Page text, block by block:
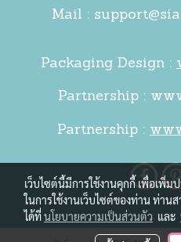
Mail :
Packaging Design :
Partnership :
Partnership :
เว็บไซต์นี้มีการใช้งานคุกกี้ เพื่อเพิ่
ในการใช้งานเว็บไซต์ของท่าน ท่าน
ได้ที่นโยบายความเป็นส่วนตัว และ